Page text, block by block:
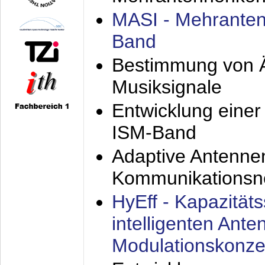
MASI -
Band
Bestimmung von
Musiksignale
Entwicklung
ISM-Band
Adaptive
HyEff -
intelligenten